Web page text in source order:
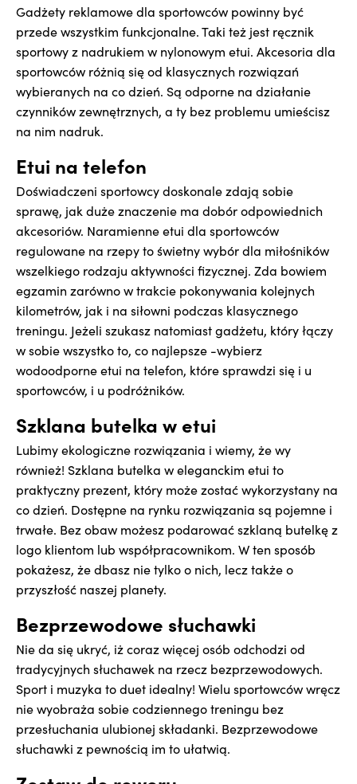
Gadżety reklamowe dla sportowców powinny być
przede wszystkim funkcjonalne. Taki też jest ręcznik
sportowy z nadrukiem w nylonowym etui. Akcesoria dla
sportowców różnią się od klasycznych rozwiązań
wybieranych na co dzień. Są odporne na działanie
czynników zewnętrznych, a ty bez problemu umieścisz
na nim nadruk.
Etui na telefon
Doświadczeni sportowcy doskonale zdają sobie
sprawę, jak duże znaczenie ma dobór odpowiednich
akcesoriów. Naramienne etui dla sportowców
regulowane na rzepy to świetny wybór dla miłośników
wszelkiego rodzaju aktywności fizycznej. Zda bowiem
egzamin zarówno w trakcie pokonywania kolejnych
kilometrów, jak i na siłowni podczas klasycznego
treningu. Jeżeli szukasz natomiast gadżetu, który łączy
w sobie wszystko to, co najlepsze -wybierz
wodoodporne etui na telefon, które sprawdzi się i u
sportowców, i u podróżników.
Szklana butelka w etui
Lubimy ekologiczne rozwiązania i wiemy, że wy
również! Szklana butelka w eleganckim etui to
praktyczny prezent, który może zostać wykorzystany na
co dzień. Dostępne na rynku rozwiązania są pojemne i
trwałe. Bez obaw możesz podarować szklaną butelkę z
logo klientom lub współpracownikom. W ten sposób
pokażesz, że dbasz nie tylko o nich, lecz także o
przyszłość naszej planety.
Bezprzewodowe słuchawki
Nie da się ukryć, iż coraz więcej osób odchodzi od
tradycyjnych słuchawek na rzecz bezprzewodowych.
Sport i muzyka to duet idealny! Wielu sportowców wręcz
nie wyobraża sobie codziennego treningu bez
przesłuchania ulubionej składanki. Bezprzewodowe
słuchawki z pewnością im to ułatwią.